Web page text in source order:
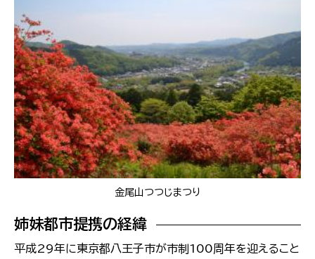
金尾山つつじまつり
姉妹都市提携の経緯
平成29年に東京都八王子市が市制100周年を迎えること